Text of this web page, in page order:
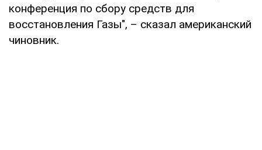
конференция по сбору средств для
восстановления Газы", – сказал американский
чиновник.